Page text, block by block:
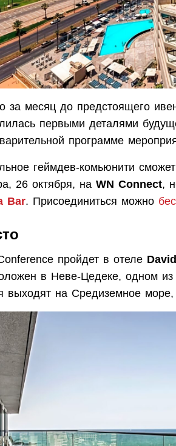
за месяц до предстоящего
первыми деталями
программе
геймдев-комьюнити
26 октября, на WN Connect,
Bar. Присоединиться можно
пройдет в отеле
в Неве-Цедеке, одном
выходят на Средиземное